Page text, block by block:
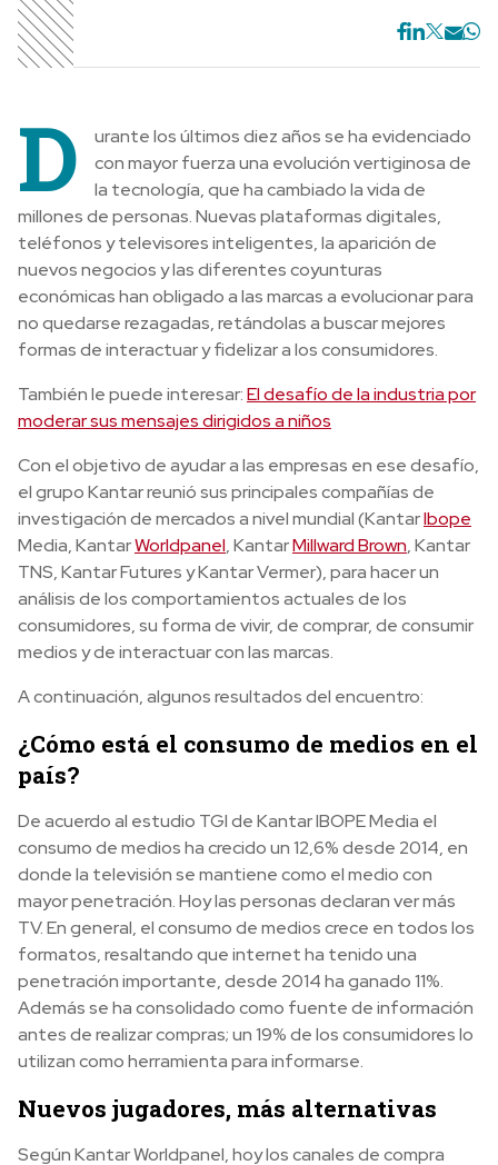
D
urante los últimos diez años se ha evidenciado
con mayor fuerza una evolución vertiginosa de
la tecnología, que ha cambiado la vida de
millones de personas. Nuevas plataformas digitales,
teléfonos y televisores inteligentes, la aparición de
nuevos negocios y las diferentes coyunturas
económicas han obligado a las marcas a evolucionar para
no quedarse rezagadas, retándolas a buscar mejores
formas de interactuar y fidelizar a los consumidores.
También le puede interesar:El desafío de la industria por
moderar sus mensajes dirigidos a niños
Con el objetivo de ayudar a las empresas en ese desafío,
el grupo Kantar reunió sus principales compañías de
investigación de mercados a nivel mundial (KantarIbope
Media, KantarWorldpanel, KantarMillward Brown, Kantar
TNS, Kantar Futures y Kantar Vermer), para hacer un
análisis de los comportamientos actuales de los
consumidores, su forma de vivir, de comprar, de consumir
medios y de interactuar con las marcas.
A continuación, algunos resultados del encuentro:
¿Cómo está el consumo de medios en el
país?
De acuerdo al estudio TGI de Kantar IBOPE Media el
consumo de medios ha crecido un 12,6% desde 2014, en
donde la televisión se mantiene como el medio con
mayor penetración. Hoy las personas declaran ver más
TV. En general, el consumo de medios crece en todos los
formatos, resaltando que internet ha tenido una
penetración importante, desde 2014 ha ganado 11%.
Además se ha consolidado como fuente de información
antes de realizar compras; un 19% de los consumidores lo
utilizan como herramienta para informarse.
Nuevos jugadores, más alternativas
Según Kantar Worldpanel, hoy los canales de compra